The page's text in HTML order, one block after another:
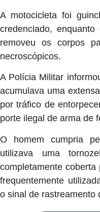
A motocicleta foi
credenciado,
removeu os corpos
necroscópicos.
A Polícia Militar
acumulava uma
por tráfico de
porte ilegal de arma de
O homem cumpria
utilizava uma
completamente
frequentemente
o sinal de rastreamento